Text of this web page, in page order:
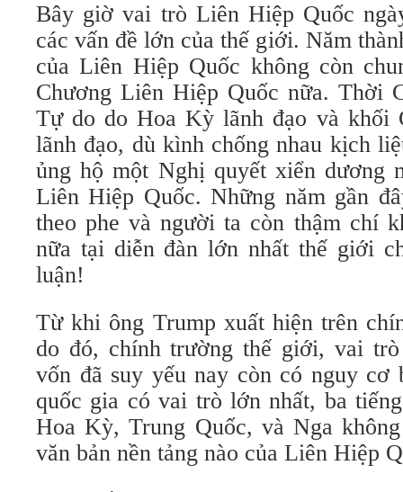
Bây giờ vai trò Liên Hiệp Quốc
các vấn đề lớn của thế giới. Năm
của Liên Hiệp Quốc không còn
Chương Liên Hiệp Quốc nữa. Thời
Tự do do Hoa Kỳ lãnh đạo và khối
lãnh đạo, dù kình chống nhau kịch
ủng hộ một Nghị quyết xiển dương
Liên Hiệp Quốc. Những năm gần
theo phe và người ta còn thậm chí
nữa tại diễn đàn lớn nhất thế giới
luận!
Từ khi ông Trump xuất hiện trên
do đó, chính trường thế giới, vai
vốn đã suy yếu nay còn có nguy cơ
quốc gia có vai trò lớn nhất, ba
Hoa Kỳ, Trung Quốc, và Nga
văn bản nền tảng nào của Liên Hiệp